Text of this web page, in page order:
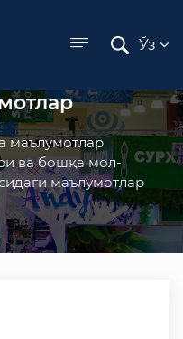
Ўз
ва
шериклик
маълумотлар
ва бошқа мол-
маълумотлар